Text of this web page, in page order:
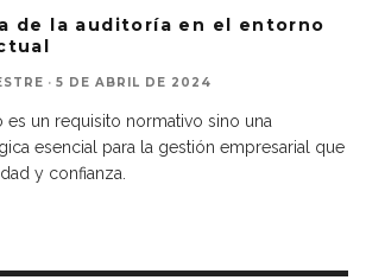
de la auditoría en el entorno
· 5 DE ABRIL DE 2024
es un requisito normativo sino una
esencial para la gestión empresarial que
y confianza.